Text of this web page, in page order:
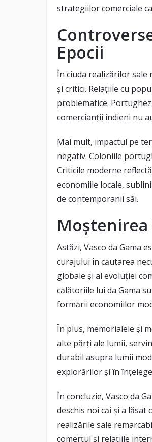
strategiilor comerciale
Epocii
În ciuda realizărilor sale
și critici. Relațiile cu
problematice.
comercianții indieni nu
Mai mult, impactul pe
negativ. Coloniile
Criticile moderne
economiile locale,
de contemporanii săi.
Astăzi, Vasco da Gama
curajului în căutarea
globale și al evoluției
călătoriile lui da Gama
formării economiilor
În plus, memorialele și
alte părți ale lumii,
durabil asupra lumii
explorărilor și în
În concluzie, Vasco da
deschis noi căi și a
realizările sale
comerțul și relațiile